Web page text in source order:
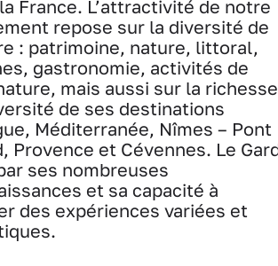
France. L’attractivité de notre
repose sur la diversité de
: patrimoine, nature, littoral,
gastronomie, activités de
mais aussi sur la richesse
de ses destinations
Méditerranée, Nîmes – Pont
Provence et Cévennes. Le
ses nombreuses
et sa capacité à
des expériences variées et